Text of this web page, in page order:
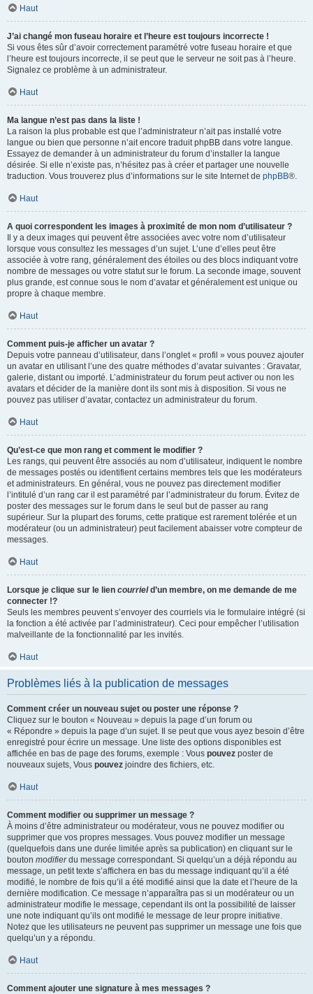
Haut
J’ai changé mon fuseau horaire et l’heure est toujours incorrecte !
Si vous êtes sûr d’avoir correctement paramétré votre fuseau horaire et que
l’heure est toujours incorrecte, il se peut que le serveur ne soit pas à l’heure.
Signalez ce problème à un administrateur.
Haut
Ma langue n’est pas dans la liste !
La raison la plus probable est que l’administrateur n’ait pas installé votre
langue ou bien que personne n’ait encore traduit phpBB dans votre langue.
Essayez de demander à un administrateur du forum d’installer la langue
désirée. Si elle n’existe pas, n’hésitez pas à créer et partager une nouvelle
traduction. Vous trouverez plus d’informations sur le site Internet de phpBB®.
Haut
A quoi correspondent les images à proximité de mon nom d’utilisateur ?
Il y a deux images qui peuvent être associées avec votre nom d’utilisateur
lorsque vous consultez les messages d’un sujet. L’une d’elles peut être
associée à votre rang, généralement des étoiles ou des blocs indiquant votre
nombre de messages ou votre statut sur le forum. La seconde image, souvent
plus grande, est connue sous le nom d’avatar et généralement est unique ou
propre à chaque membre.
Haut
Comment puis-je afficher un avatar ?
Depuis votre panneau d’utilisateur, dans l’onglet « profil » vous pouvez ajouter
un avatar en utilisant l’une des quatre méthodes d’avatar suivantes : Gravatar,
galerie, distant ou importé. L’administrateur du forum peut activer ou non les
avatars et décider de la manière dont ils sont mis à disposition. Si vous ne
pouvez pas utiliser d’avatar, contactez un administrateur du forum.
Haut
Qu’est-ce que mon rang et comment le modifier ?
Les rangs, qui peuvent être associés au nom d’utilisateur, indiquent le nombre
de messages postés ou identifient certains membres tels que les modérateurs
et administrateurs. En général, vous ne pouvez pas directement modifier
l’intitulé d’un rang car il est paramétré par l’administrateur du forum. Évitez de
poster des messages sur le forum dans le seul but de passer au rang
supérieur. Sur la plupart des forums, cette pratique est rarement tolérée et un
modérateur (ou un administrateur) peut facilement abaisser votre compteur de
messages.
Haut
Lorsque je clique sur le lien courrield’un membre, on me demande de me
connecter !?
Seuls les membres peuvent s’envoyer des courriels via le formulaire intégré (si
la fonction a été activée par l’administrateur). Ceci pour empêcher l’utilisation
malveillante de la fonctionnalité par les invités.
Haut
Problèmes liés à la publication de messages
Comment créer un nouveau sujet ou poster une réponse ?
Cliquez sur le bouton « Nouveau » depuis la page d’un forum ou
« Répondre » depuis la page d’un sujet. Il se peut que vous ayez besoin d’être
enregistré pour écrire un message. Une liste des options disponibles est
affichée en bas de page des forums, exemple : Vous pouvez poster de
nouveaux sujets, Vous pouvez joindre des fichiers, etc.
Haut
Comment modifier ou supprimer un message ?
À moins d’être administrateur ou modérateur, vous ne pouvez modifier ou
supprimer que vos propres messages. Vous pouvez modifier un message
(quelquefois dans une durée limitée après sa publication) en cliquant sur le
bouton modifierdu message correspondant. Si quelqu’un a déjà répondu au
message, un petit texte s’affichera en bas du message indiquant qu’il a été
modifié, le nombre de fois qu’il a été modifié ainsi que la date et l’heure de la
dernière modification. Ce message n’apparaîtra pas si un modérateur ou un
administrateur modifie le message, cependant ils ont la possibilité de laisser
une note indiquant qu’ils ont modifié le message de leur propre initiative.
Notez que les utilisateurs ne peuvent pas supprimer un message une fois que
quelqu’un y a répondu.
Haut
Comment ajouter une signature à mes messages ?